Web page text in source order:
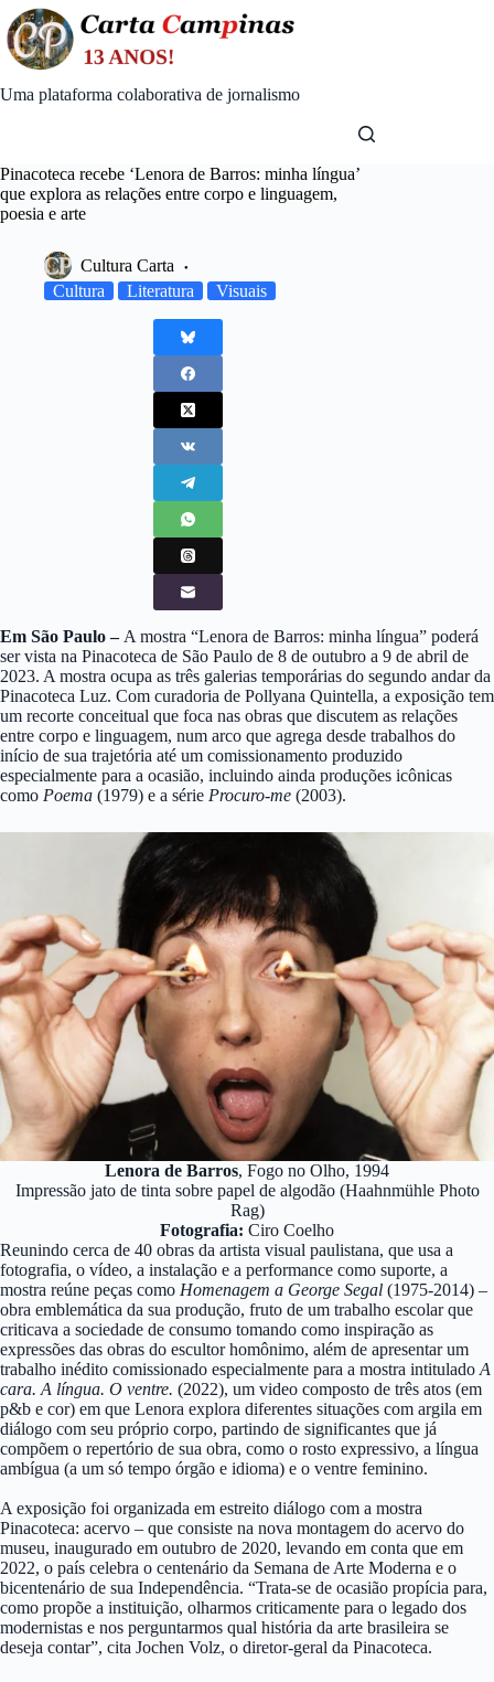
Skip
to
content
Uma plataforma colaborativa de jornalismo
Pinacoteca recebe ‘Lenora de Barros: minha língua’
que explora as relações entre corpo e linguagem,
poesia e arte
Cultura Carta
Cultura
Literatura Visuais
Em São Paulo – A mostra “Lenora de Barros: minha língua” poderá
ser vista na Pinacoteca de São Paulo de 8 de outubro a 9 de abril de
2023. A mostra ocupa as três galerias temporárias do segundo andar da
Pinacoteca Luz. Com curadoria de Pollyana Quintella, a exposição tem
um recorte conceitual que foca nas obras que discutem as relações
entre corpo e linguagem, num arco que agrega desde trabalhos do
início de sua trajetória até um comissionamento produzido
especialmente para a ocasião, incluindo ainda produções icônicas
como Poema (1979) e a série Procuro-me (2003).
Lenora de Barros, Fogo no Olho, 1994
Impressão jato de tinta sobre papel de algodão (Haahnmühle Photo
Rag)
Fotografia: Ciro Coelho
Reunindo cerca de 40 obras da artista visual paulistana, que usa a
fotografia, o vídeo, a instalação e a performance como suporte, a
mostra reúne peças como Homenagem a George Segal (1975-2014) –
obra emblemática da sua produção, fruto de um trabalho escolar que
criticava a sociedade de consumo tomando como inspiração as
expressões das obras do escultor homônimo, além de apresentar um
trabalho inédito comissionado especialmente para a mostra intitulado A
cara. A língua. O ventre. (2022), um video composto de três atos (em
p&b e cor) em que Lenora explora diferentes situações com argila em
diálogo com seu próprio corpo, partindo de significantes que já
compõem o repertório de sua obra, como o rosto expressivo, a língua
ambígua (a um só tempo órgão e idioma) e o ventre feminino.
A exposição foi organizada em estreito diálogo com a mostra
Pinacoteca: acervo – que consiste na nova montagem do acervo do
museu, inaugurado em outubro de 2020, levando em conta que em
2022, o país celebra o centenário da Semana de Arte Moderna e o
bicentenário de sua Independência. “Trata-se de ocasião propícia para,
como propõe a instituição, olharmos criticamente para o legado dos
modernistas e nos perguntarmos qual história da arte brasileira se
deseja contar”, cita Jochen Volz, o diretor-geral da Pinacoteca.